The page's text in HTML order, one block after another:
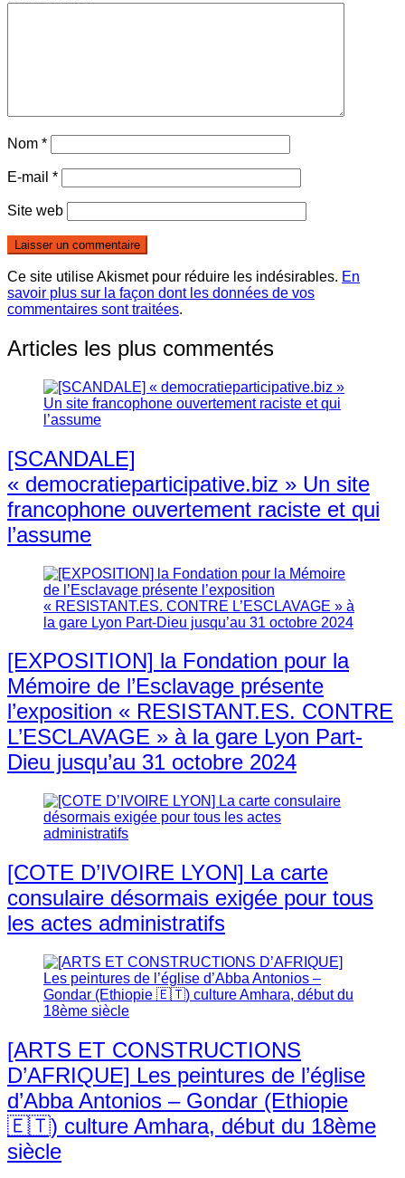
Nom *
E-mail *
Site web
Ce site utilise Akismet pour réduire les indésirables. En
savoir plus sur la façon dont les données de vos
commentaires sont traitées.
Articles les plus commentés
[SCANDALE]
« democratieparticipative.biz » Un site
francophone ouvertement raciste et qui
l’assume
[EXPOSITION] la Fondation pour la
Mémoire de l’Esclavage présente
l’exposition « RESISTANT.ES. CONTRE
L’ESCLAVAGE » à la gare Lyon Part-
Dieu jusqu’au 31 octobre 2024
[COTE D’IVOIRE LYON] La carte
consulaire désormais exigée pour tous
les actes administratifs
[ARTS ET CONSTRUCTIONS
D’AFRIQUE] Les peintures de l’église
d’Abba Antonios – Gondar (Ethiopie
🇪🇹) culture Amhara, début du 18ème
siècle